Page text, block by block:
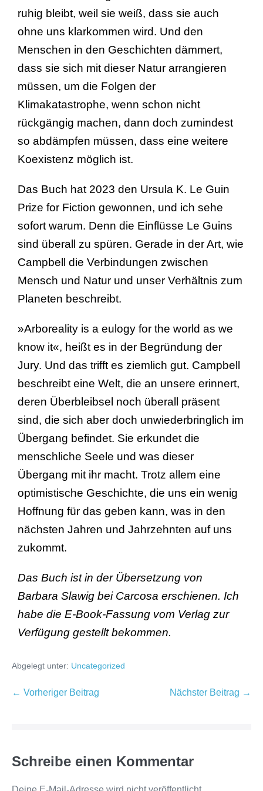
ruhig bleibt, weil sie weiß, dass sie auch
ohne uns klarkommen wird. Und den
Menschen in den Geschichten dämmert,
dass sie sich mit dieser Natur arrangieren
müssen, um die Folgen der
Klimakatastrophe, wenn schon nicht
rückgängig machen, dann doch zumindest
so abdämpfen müssen, dass eine weitere
Koexistenz möglich ist.
Das Buch hat 2023 den Ursula K. Le Guin
Prize for Fiction gewonnen, und ich sehe
sofort warum. Denn die Einflüsse Le Guins
sind überall zu spüren. Gerade in der Art, wie
Campbell die Verbindungen zwischen
Mensch und Natur und unser Verhältnis zum
Planeten beschreibt.
»Arboreality is a eulogy for the world as we
know it«, heißt es in der Begründung der
Jury. Und das trifft es ziemlich gut. Campbell
beschreibt eine Welt, die an unsere erinnert,
deren Überbleibsel noch überall präsent
sind, die sich aber doch unwiederbringlich im
Übergang befindet. Sie erkundet die
menschliche Seele und was dieser
Übergang mit ihr macht. Trotz allem eine
optimistische Geschichte, die uns ein wenig
Hoffnung für das geben kann, was in den
nächsten Jahren und Jahrzehnten auf uns
zukommt.
Das Buch ist in der Übersetzung von
Barbara Slawig bei Carcosa erschienen. Ich
habe die E-Book-Fassung vom Verlag zur
Verfügung gestellt bekommen.
Abgelegt unter: Uncategorized
← Vorheriger Beitrag Nächster Beitrag →
Schreibe einen Kommentar